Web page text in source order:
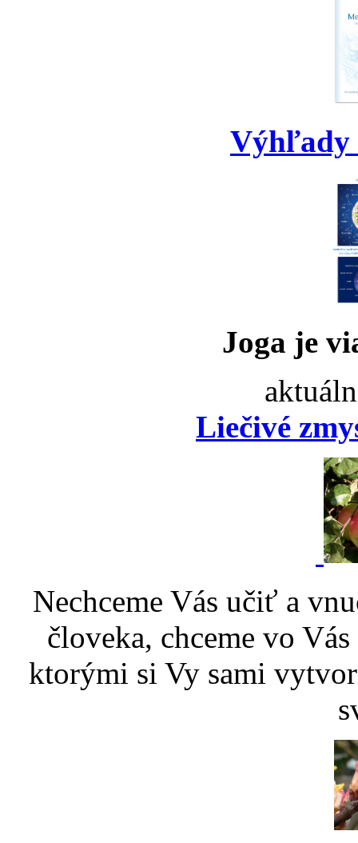
Výhľady
Joga je
Liečivé
Nechceme Vás učiť a
človeka, chceme vo
ktorými si Vy sami